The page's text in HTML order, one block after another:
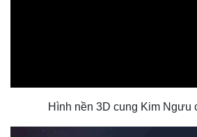
Hình nền 3D cung Kim Ngưu